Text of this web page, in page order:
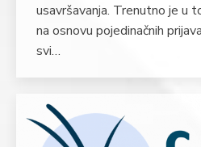
usavršavanja. Trenutno je u
na osnovu pojedinačnih
svi…